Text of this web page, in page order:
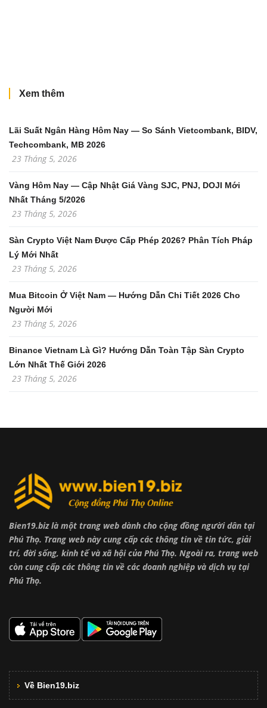
Xem thêm
Lãi Suất Ngân Hàng Hôm Nay — So Sánh Vietcombank, BIDV,
Techcombank, MB 2026
23 Tháng 5, 2026
Vàng Hôm Nay — Cập Nhật Giá Vàng SJC, PNJ, DOJI Mới
Nhất Tháng 5/2026
23 Tháng 5, 2026
Sàn Crypto Việt Nam Được Cấp Phép 2026? Phân Tích Pháp
Lý Mới Nhất
23 Tháng 5, 2026
Mua Bitcoin Ở Việt Nam — Hướng Dẫn Chi Tiết 2026 Cho
Người Mới
23 Tháng 5, 2026
Binance Vietnam Là Gì? Hướng Dẫn Toàn Tập Sàn Crypto
Lớn Nhất Thế Giới 2026
23 Tháng 5, 2026
Bien19.biz là một trang web dành cho cộng đồng người dân tại
Phú Thọ. Trang web này cung cấp các thông tin về tin tức, giải
trí, đời sống, kinh tế và xã hội của Phú Thọ. Ngoài ra, trang web
còn cung cấp các thông tin về các doanh nghiệp và dịch vụ tại
Phú Thọ.
Về Bien19.biz